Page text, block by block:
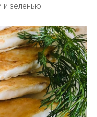
и зеленью